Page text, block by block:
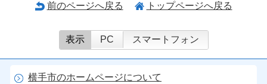
前のページへ戻る トップページへ戻る
表示 PC スマートフォン
横手市のホームページについて